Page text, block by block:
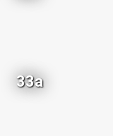
33a